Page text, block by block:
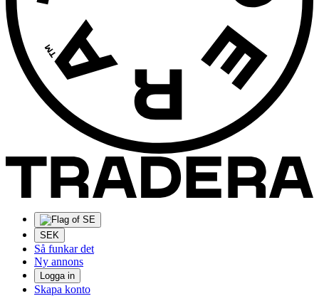
SEK
Så funkar det
Ny annons
Logga in
Skapa konto